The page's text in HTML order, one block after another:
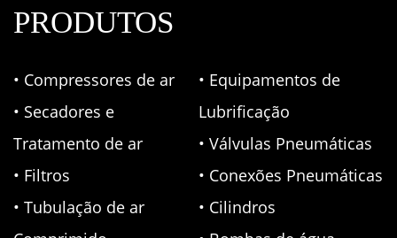
PRODUTOS
• Compressores de ar
• Secadores e
Tratamento de ar
• Filtros
• Tubulação de ar
• Equipamentos de
Lubrificação
• Válvulas Pneumáticas
• Conexões Pneumáticas
• Cilindros